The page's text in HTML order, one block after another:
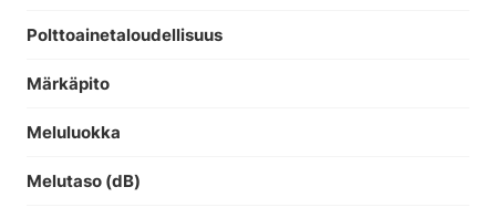
Polttoainetaloudellisuus
Märkäpito
Meluluokka
Melutaso (dB)